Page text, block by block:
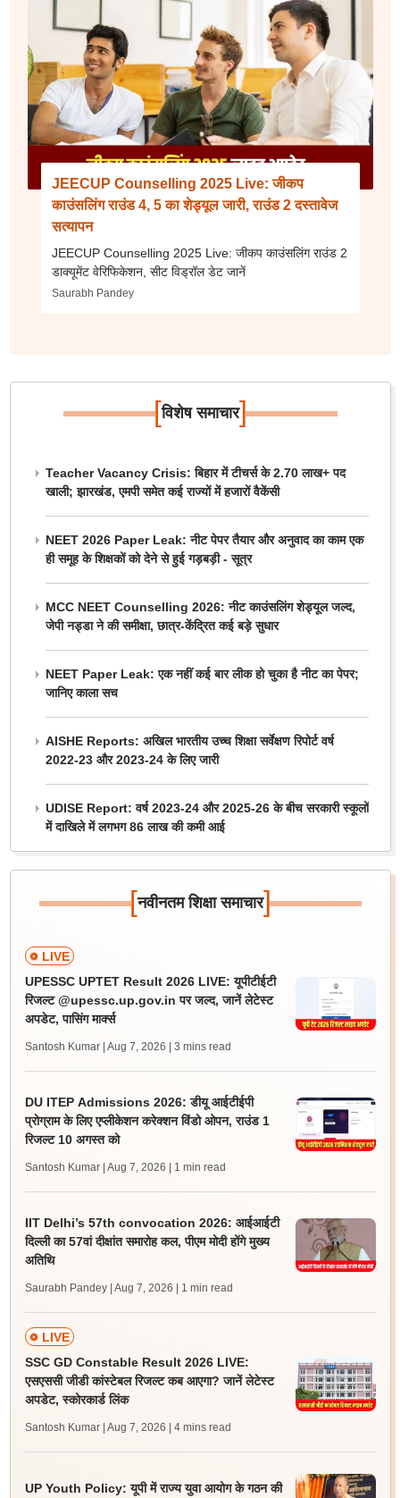
JEECUP Counselling 2025 Live: जीकप
काउंसलिंग राउंड 4, 5 का शेड्यूल जारी, राउंड 2 दस्तावेज
सत्यापन
JEECUP Counselling 2025 Live: जीकप काउंसलिंग राउंड 2
डाक्यूमेंट वेरिफिकेशन, सीट विड्रॉल डेट जानें
Saurabh Pandey
[विशेष समाचार]
Teacher Vacancy Crisis: बिहार में टीचर्स के 2.70 लाख+ पद
खाली; झारखंड, एमपी समेत कई राज्यों में हजारों वैकेंसी
NEET 2026 Paper Leak: नीट पेपर तैयार और अनुवाद का काम एक
ही समूह के शिक्षकों को देने से हुई गड़बड़ी - सूत्र
MCC NEET Counselling 2026: नीट काउंसलिंग शेड्यूल जल्द,
जेपी नड्डा ने की समीक्षा, छात्र-केंद्रित कई बड़े सुधार
NEET Paper Leak: एक नहीं कई बार लीक हो चुका है नीट का पेपर;
जानिए काला सच
AISHE Reports: अखिल भारतीय उच्च शिक्षा सर्वेक्षण रिपोर्ट वर्ष
2022-23 और 2023-24 के लिए जारी
UDISE Report: वर्ष 2023-24 और 2025-26 के बीच सरकारी स्कूलों
में दाखिले में लगभग 86 लाख की कमी आई
[नवीनतम शिक्षा समाचार]
LIVE
UPESSC UPTET Result 2026 LIVE: यूपीटीईटी
रिजल्ट @upessc.up.gov.in पर जल्द, जानें लेटेस्ट
अपडेट, पासिंग मार्क्स
Santosh Kumar | Aug 7, 2026 | 3 mins read
DU ITEP Admissions 2026: डीयू आईटीईपी
प्रोग्राम के लिए एप्लीकेशन करेक्शन विंडो ओपन, राउंड 1
रिजल्ट 10 अगस्त को
Santosh Kumar | Aug 7, 2026 | 1 min read
IIT Delhi’s 57th convocation 2026: आईआईटी
दिल्ली का 57वां दीक्षांत समारोह कल, पीएम मोदी होंगे मुख्य
अतिथि
Saurabh Pandey | Aug 7, 2026 | 1 min read
LIVE
SSC GD Constable Result 2026 LIVE:
एसएससी जीडी कांस्टेबल रिजल्ट कब आएगा? जानें लेटेस्ट
अपडेट, स्कोरकार्ड लिंक
Santosh Kumar | Aug 7, 2026 | 4 mins read
UP Youth Policy: यूपी में राज्य युवा आयोग के गठन की